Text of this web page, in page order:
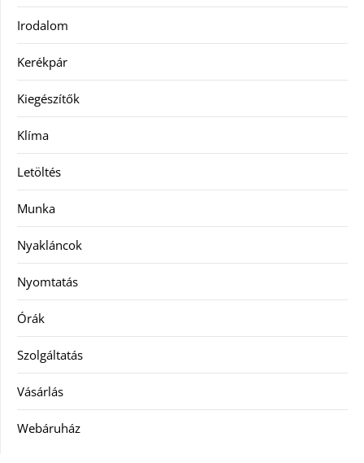
Irodalom
Kerékpár
Kiegészítők
Klíma
Letöltés
Munka
Nyakláncok
Nyomtatás
Órák
Szolgáltatás
Vásárlás
Webáruház